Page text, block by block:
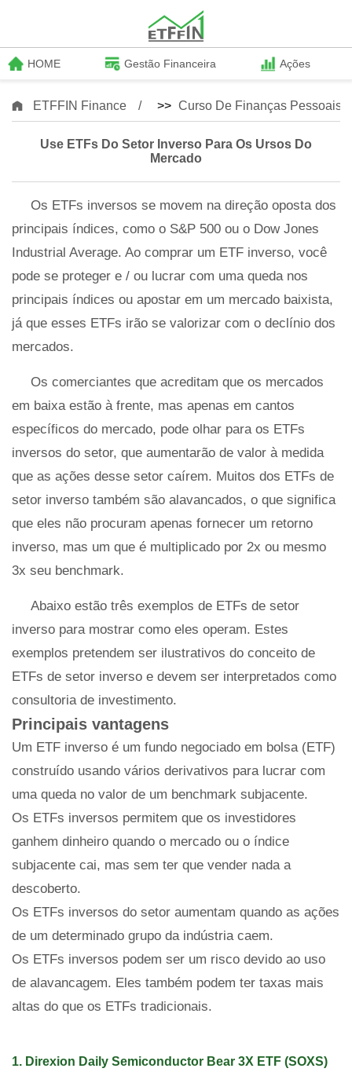
HOME Gestão Financeira Ações
ETFFIN Finance >> Curso De Finanças Pessoais
Use ETFs Do Setor Inverso Para Os Ursos Do
Mercado
Os ETFs inversos se movem na direção oposta dos
principais índices, como o S&P 500 ou o Dow Jones
Industrial Average. Ao comprar um ETF inverso, você
pode se proteger e / ou lucrar com uma queda nos
principais índices ou apostar em um mercado baixista,
já que esses ETFs irão se valorizar com o declínio dos
mercados.
Os comerciantes que acreditam que os mercados
em baixa estão à frente, mas apenas em cantos
específicos do mercado, pode olhar para os ETFs
inversos do setor, que aumentarão de valor à medida
que as ações desse setor caírem. Muitos dos ETFs de
setor inverso também são alavancados, o que significa
que eles não procuram apenas fornecer um retorno
inverso, mas um que é multiplicado por 2x ou mesmo
3x seu benchmark.
Abaixo estão três exemplos de ETFs de setor
inverso para mostrar como eles operam. Estes
exemplos pretendem ser ilustrativos do conceito de
ETFs de setor inverso e devem ser interpretados como
consultoria de investimento.
Principais vantagens
Um ETF inverso é um fundo negociado em bolsa (ETF)
construído usando vários derivativos para lucrar com
uma queda no valor de um benchmark subjacente.
Os ETFs inversos permitem que os investidores
ganhem dinheiro quando o mercado ou o índice
subjacente cai, mas sem ter que vender nada a
descoberto.
Os ETFs inversos do setor aumentam quando as ações
de um determinado grupo da indústria caem.
Os ETFs inversos podem ser um risco devido ao uso
de alavancagem. Eles também podem ter taxas mais
altas do que os ETFs tradicionais.
1. Direxion Daily Semiconductor Bear 3X ETF (SOXS)